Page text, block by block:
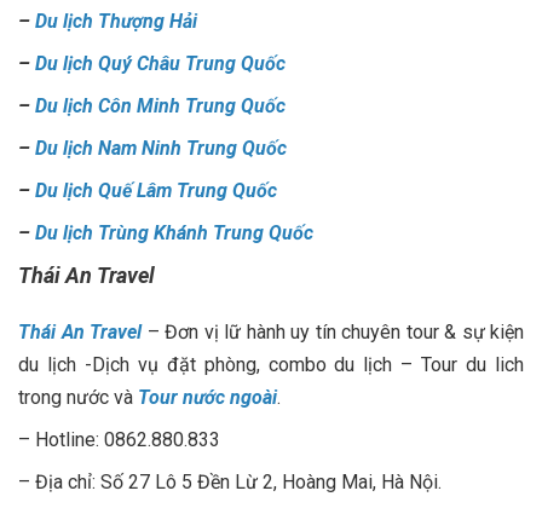
– Du lịch Thượng Hải
– Du lịch Quý Châu Trung Quốc
– Du lịch Côn Minh Trung Quốc
– Du lịch Nam Ninh Trung Quốc
– Du lịch Quế Lâm Trung Quốc
– Du lịch Trùng Khánh Trung Quốc
Thái An Travel
Thái An Travel– Đơn vị lữ hành uy tín chuyên tour & sự kiện
du lịch -Dịch vụ đặt phòng, combo du lịch – Tour du lich
trong nước và Tour nước ngoài.
– Hotline: 0862.880.833
– Địa chỉ: Số 27 Lô 5 Đền Lừ 2, Hoàng Mai, Hà Nội.